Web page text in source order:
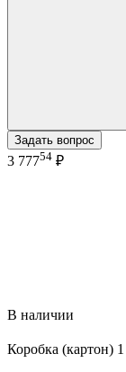
Задать вопрос
3 77754 ₽
В наличии
Коробка (картон)